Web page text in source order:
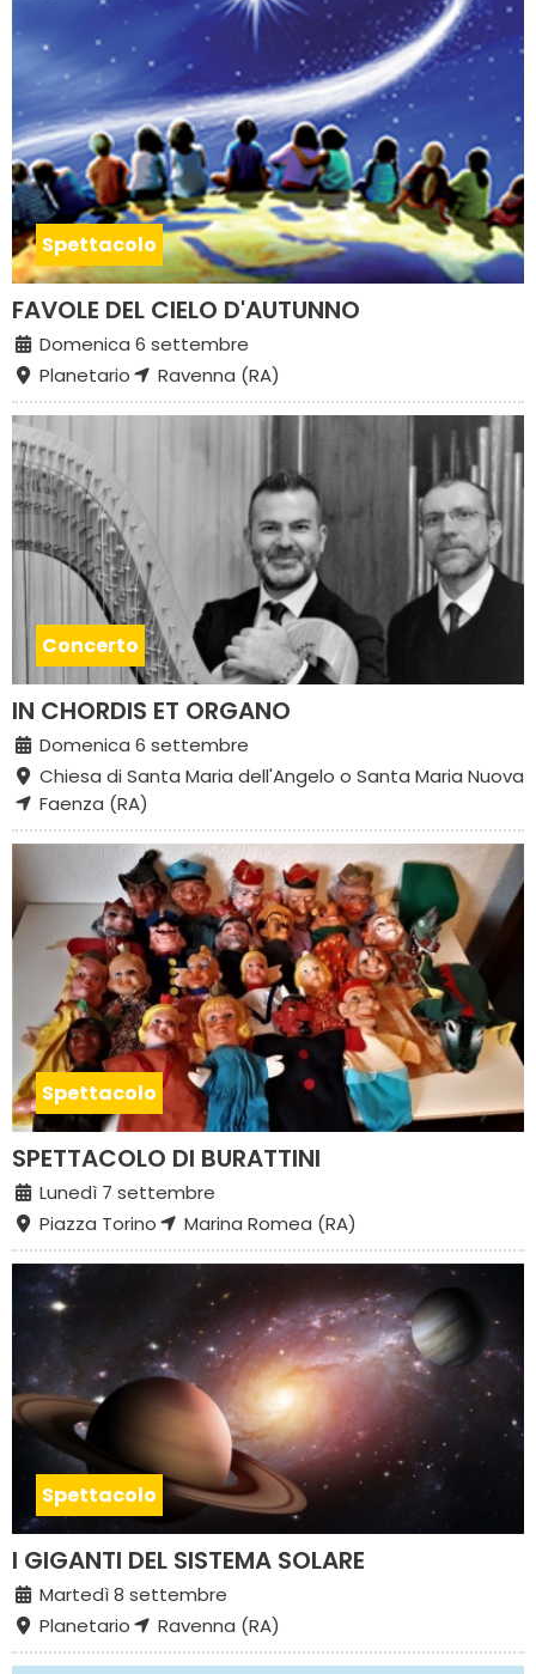
Spettacolo
FAVOLE DEL CIELO D'AUTUNNO
Domenica 6 settembre
Planetario
Ravenna (RA)
Concerto
IN CHORDIS ET ORGANO
Domenica 6 settembre
Chiesa di Santa Maria dell'Angelo o Santa Maria Nuova
Faenza (RA)
Spettacolo
SPETTACOLO DI BURATTINI
Lunedì 7 settembre
Piazza Torino
Marina Romea (RA)
Spettacolo
I GIGANTI DEL SISTEMA SOLARE
Martedì 8 settembre
Planetario
Ravenna (RA)